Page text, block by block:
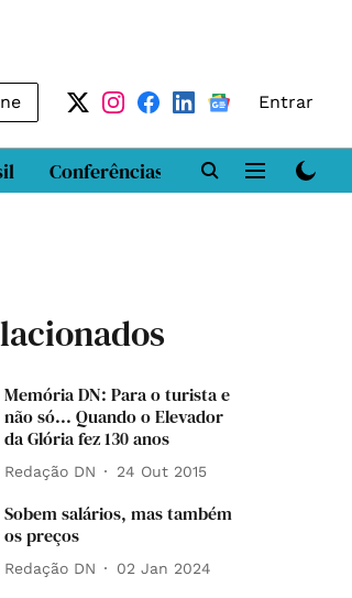
Entrar
Conferências DN LAB
Memória DN: Para o turista e
não só... Quando o Elevador
da Glória fez 130 anos
Redação DN 24 Out 2015
Sobem salários, mas também
os preços
Redação DN 02 Jan 2024